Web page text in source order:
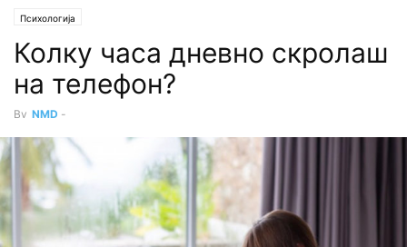
Психологија
Колку часа дневно скролаш
на телефон?
By NMD -